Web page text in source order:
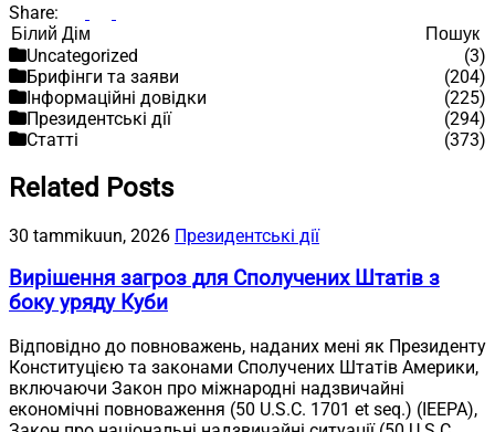
Share:
Пошук
Пошук
Uncategorized
(3)
Брифінги та заяви
(204)
Інформаційні довідки
(225)
Президентські дії
(294)
Статті
(373)
Related Posts
30 tammikuun, 2026 Президентські дії
Вирішення загроз для Сполучених Штатів з
боку уряду Куби
Відповідно до повноважень, наданих мені як Президенту
Конституцією та законами Сполучених Штатів Америки,
включаючи Закон про міжнародні надзвичайні
економічні повноваження (50 U.S.C. 1701 et seq.) (IEEPA),